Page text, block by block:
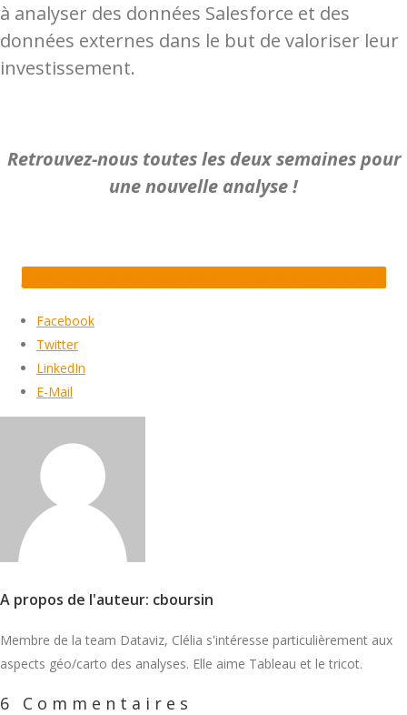
à analyser des données Salesforce et des
données externes dans le but de valoriser leur
investissement.
Retrouvez-noustoutesles deux semaines pour
une nouvelle analyse !
Facebook
Twitter
LinkedIn
E-Mail
A propos de l'auteur: cboursin
Membre de la team Dataviz, Clélia s'intéresse particulièrement aux
aspects géo/carto des analyses. Elle aime Tableau et le tricot.
6 Commentaires